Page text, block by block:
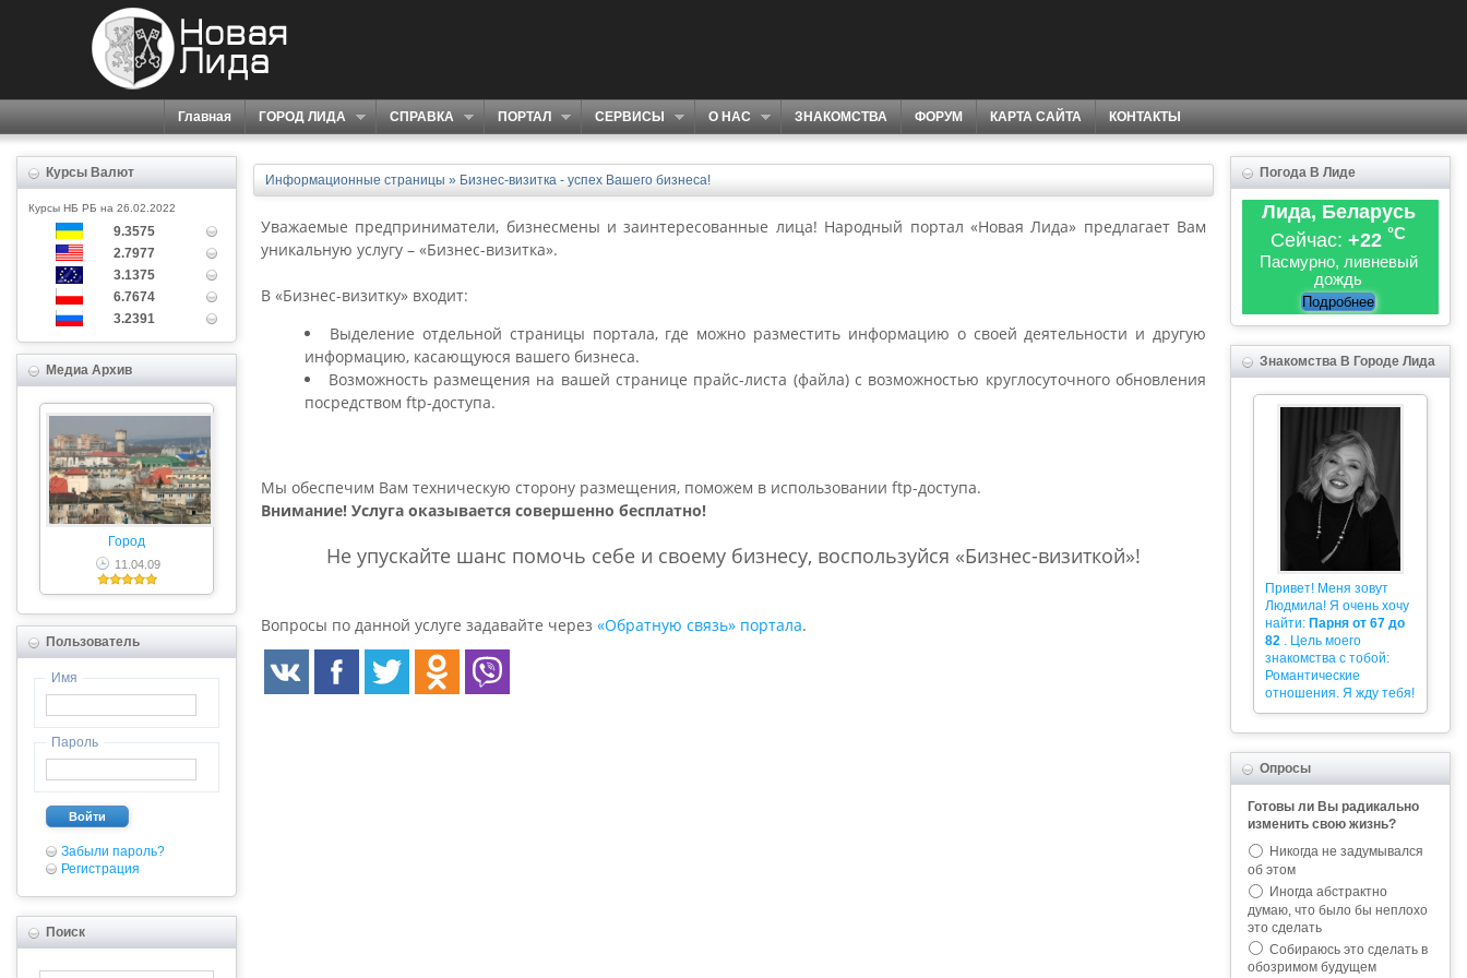
Главная ГОРОД ЛИДА СПРАВКА ПОРТАЛ СЕРВИСЫ О НАС ЗНАКОМСТВА ФОРУМ КАРТА САЙТА КОНТАКТЫ
Курсы Валют
Курсы НБ РБ на 26.02.2022
9.3575
2.7977
3.1375
6.7674
3.2391
Медиа Архив
Город
11.04.09
Пользователь
Имя
Пароль
Войти
Забыли пароль?
Регистрация
Поиск
Информационные страницы » Бизнес-визитка - успех Вашего бизнеса!
Уважаемые предприниматели, бизнесмены и заинтересованные лица! Народный портал «Новая Лида» предлагает Вам
уникальную услугу – «Бизнес-визитка».
В «Бизнес-визитку» входит:
Выделение отдельной страницы портала, где можно разместить информацию о своей деятельности и другую
информацию, касающуюся вашего бизнеса.
Возможность размещения на вашей странице прайс-листа (файла) с возможностью круглосуточного обновления
посредством ftp-доступа.
Мы обеспечим Вам техническую сторону размещения, поможем в использовании ftp-доступа.
Внимание! Услуга оказывается совершенно бесплатно!
Не упускайте шанс помочь себе и своему бизнесу, воспользуйся «Бизнес-визиткой»!
Вопросы по данной услуге задавайте через «Обратную связь» портала.
Погода В Лиде
Лида, Беларусь
Сейчас: +22 °C
Пасмурно, ливневый
дождь
Подробнее
Знакомства В Городе Лида
Привет! Меня зовут
Людмила! Я очень хочу
найти: Парня от 67 до
82 . Цель моего
знакомства с тобой:
Романтические
отношения. Я жду тебя!
Опросы
Готовы ли Вы радикально
изменить свою жизнь?
Никогда не задумывался
об этом
Иногда абстрактно
думаю, что было бы неплохо
это сделать
Собираюсь это сделать в
обозримом будущем